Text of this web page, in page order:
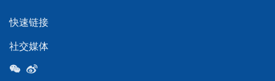
快速链接
社交媒体